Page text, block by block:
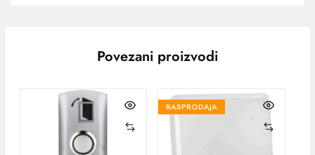
Povezani proizvodi
RASPRODAJA